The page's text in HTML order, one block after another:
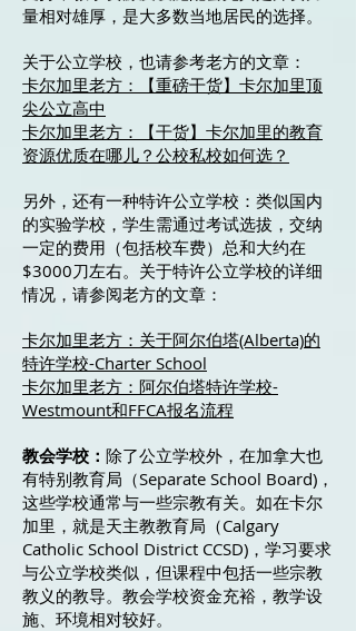
量相对雄厚，是大多数当地居民的选择。
关于公立学校，也请参考老方的文章：
卡尔加里老方：【重磅干货】卡尔加里顶
尖公立高中
卡尔加里老方：【干货】卡尔加里的教育
资源优质在哪儿？公校私校如何选？
另外，还有一种特许公立学校：类似国内
的实验学校，学生需通过考试选拔，交纳
一定的费用（包括校车费）总和大约在
$3000刀左右。关于特许公立学校的详细
情况，请参阅老方的文章：
卡尔加里老方：关于阿尔伯塔(Alberta)的
特许学校-Charter School
卡尔加里老方：阿尔伯塔特许学校-
Westmount和FFCA报名流程
教会学校： 除了公立学校外，在加拿大也
有特别教育局（Separate School Board)，
这些学校通常与一些宗教有关。如在卡尔
加里，就是天主教教育局（Calgary
Catholic School District CCSD)，学习要求
与公立学校类似，但课程中包括一些宗教
教义的教导。教会学校资金充裕，教学设
施、环境相对较好。